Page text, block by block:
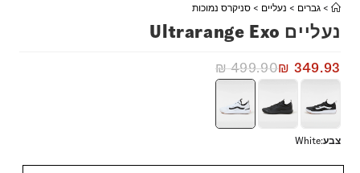
> גברים > נעליים > סניקרס נמוכות
נעליים Ultrarange Exo
₪499.90₪ 349.93
צבע:
White